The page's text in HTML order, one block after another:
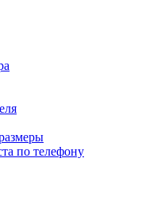
по телефону